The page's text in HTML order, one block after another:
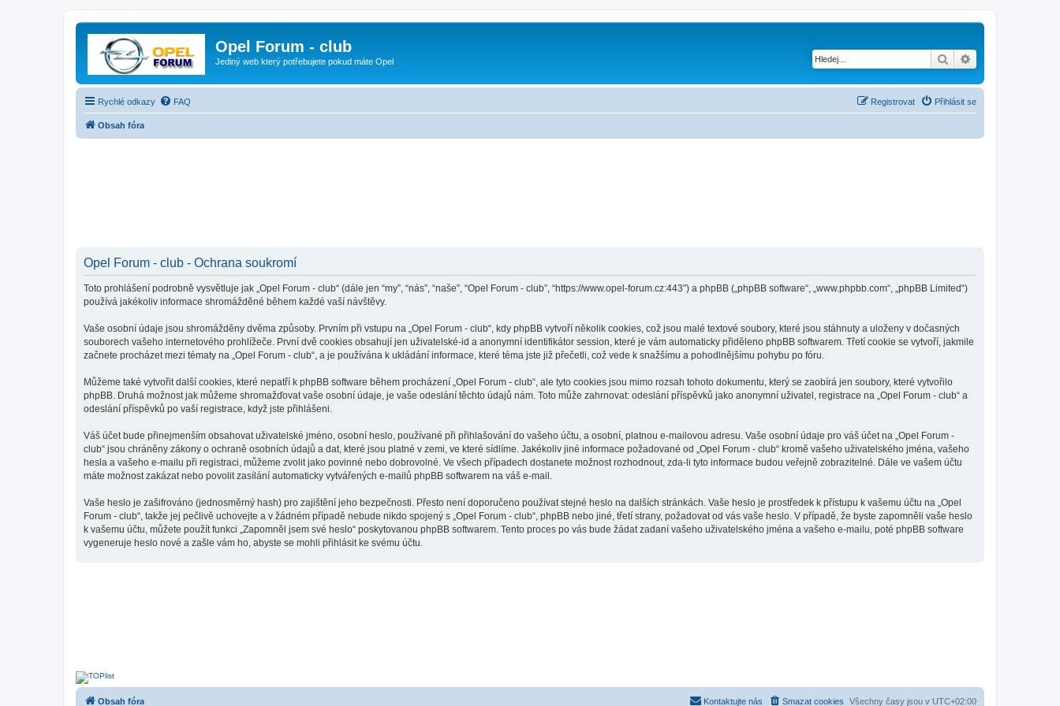
Opel Forum - club
Jediný web který potřebujete pokud máte Opel Hledat
Rychlé odkazy FAQ Přihlásit se
Registrovat
Obsah fóra
Opel Forum - club - Ochrana soukromí
Toto prohlášení podrobně vysvětluje jak „Opel Forum - club“ (dále jen “my”, “nás”, “naše”, “Opel Forum - club”, “https://www.opel-forum.cz:443”) a phpBB („phpBB software“, „www.phpbb.com“, „phpBB Limited“)
používá jakékoliv informace shromážděné během každé vaší návštěvy.
Vaše osobní údaje jsou shromážděny dvěma způsoby. Prvním při vstupu na „Opel Forum - club“, kdy phpBB vytvoří několik cookies, což jsou malé textové soubory, které jsou stáhnuty a uloženy v dočasných
souborech vašeho internetového prohlížeče. První dvě cookies obsahují jen uživatelské-id a anonymní identifikátor session, které je vám automaticky přiděleno phpBB softwarem. Třetí cookie se vytvoří, jakmile
začnete procházet mezi tématy na „Opel Forum - club“, a je používána k ukládání informace, které téma jste již přečetli, což vede k snažšímu a pohodlnějšímu pohybu po fóru.
Můžeme také vytvořit další cookies, které nepatří k phpBB software během procházení „Opel Forum - club“, ale tyto cookies jsou mimo rozsah tohoto dokumentu, který se zaobírá jen soubory, které vytvořilo
phpBB. Druhá možnost jak můžeme shromažďovat vaše osobní údaje, je vaše odeslání těchto údajů nám. Toto může zahrnovat: odeslání příspěvků jako anonymní uživatel, registrace na „Opel Forum - club“ a
odeslání příspěvků po vaší registrace, když jste přihlášeni.
Váš účet bude přinejmenším obsahovat uživatelské jméno, osobní heslo, používané při přihlašování do vašeho účtu, a osobní, platnou e-mailovou adresu. Vaše osobní údaje pro váš účet na „Opel Forum -
club“ jsou chráněny zákony o ochraně osobních údajů a dat, které jsou platné v zemi, ve které sídlíme. Jakékoliv jiné informace požadované od „Opel Forum - club“ kromě vašeho uživatelského jména, vašeho
hesla a vašeho e-mailu při registraci, můžeme zvolit jako povinné nebo dobrovolné. Ve všech případech dostanete možnost rozhodnout, zda-li tyto informace budou veřejně zobrazitelné. Dále ve vašem účtu
máte možnost zakázat nebo povolit zasílání automaticky vytvářených e-mailů phpBB softwarem na váš e-mail.
Vaše heslo je zašifrováno (jednosměrný hash) pro zajištění jeho bezpečnosti. Přesto není doporučeno používat stejné heslo na dalších stránkách. Vaše heslo je prostředek k přístupu k vašemu účtu na „Opel
Forum - club“, takže jej pečlivě uchovejte a v žádném případě nebude nikdo spojený s „Opel Forum - club“, phpBB nebo jiné, třetí strany, požadovat od vás vaše heslo. V případě, že byste zapomněli vaše heslo
k vašemu účtu, můžete použít funkci „Zapomněl jsem své heslo“ poskytovanou phpBB softwarem. Tento proces po vás bude žádat zadaní vašeho uživatelského jména a vašeho e-mailu, poté phpBB software
vygeneruje heslo nové a zašle vám ho, abyste se mohli přihlásit ke svému účtu.
Obsah fóra Všechny časy jsou v UTC+02:00
Smazat cookies
Kontaktujte nás